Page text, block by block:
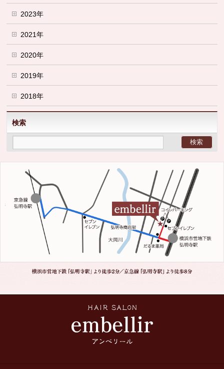
2023年
2021年
2020年
2019年
2018年
検索